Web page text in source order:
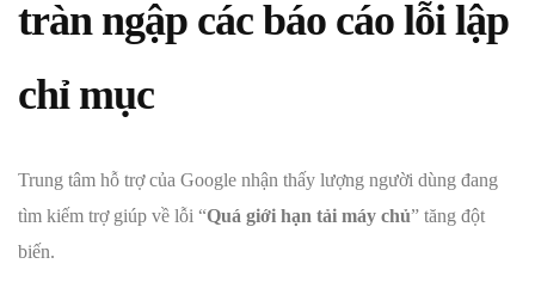
tràn ngập các báo cáo lỗi lập
chỉ mục
Trung tâm hỗ trợ của Google nhận thấy lượng người dùng đang
tìm kiếm trợ giúp về lỗi “Quá giới hạn tải máy chủ” tăng đột
biến.